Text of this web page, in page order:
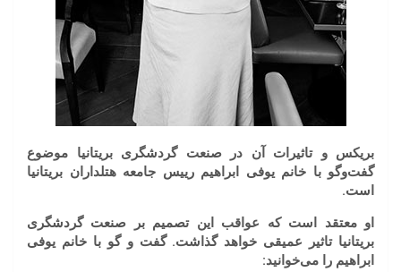
بریکس و تاثیرات آن در صنعت گردشگری بریتانیا موضوع
گفت‌وگو با خانم یوفی ابراهیم رییس جامعه هتلداران بریتانیا
است.
او معتقد است که عواقب این تصمیم بر صنعت گردشگری
بریتانیا تاثیر عمیقی خواهد گذاشت. گفت و گو با خانم یوفی
ابراهیم را می‌خوانید: